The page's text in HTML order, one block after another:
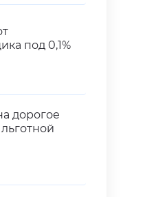
под 0,1%
дорогое